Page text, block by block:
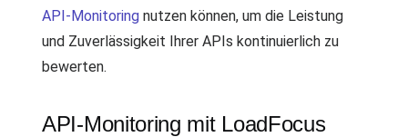
API-Monitoring nutzen können, um die Leistung
und Zuverlässigkeit Ihrer APIs kontinuierlich zu
bewerten.
API-Monitoring mit LoadFocus